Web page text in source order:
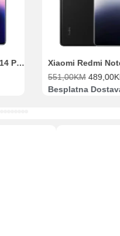
Xiaomi Redmi Note 14 Pro 8GB 256GB Ljubičasti
551,00KM 489,00
Besplatna